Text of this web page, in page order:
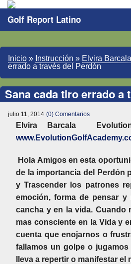
Golf Report Latino
Noticias
Categorias
Inicio » Instrucción » Elvira Barcala
errado a través del Perdón
Sana cada tiro errado a
julio 11, 2014 (0) Comentarios
Elvira Barcala
Hola Amigos en esta
de la importancia del Perdón
y Trascender los patrones
emoción, forma de pensar y
cancha y en la vida. Cuando
mas consciente en la Vida y
cuenta que enojarnos o
fallamos un golpe o
lleva a repertir o manifestar el